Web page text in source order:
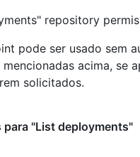
repository
pode ser usado sem
mencionadas acima, se
solicitados.
para "List deployments"